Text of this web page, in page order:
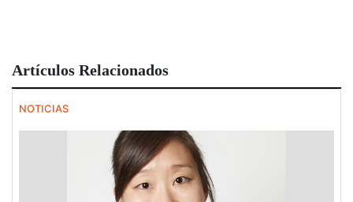
Artículos Relacionados
NOTICIAS